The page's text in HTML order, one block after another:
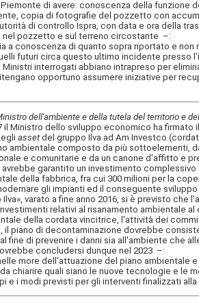
di avere: conoscenza della
copia di fotografie del pozzetto con
di controllo Ispra, con data e ora della
nel pozzetto e sul terreno circostante –:
conoscenza di quanto sopra riportato e non
futuri circa questo ultimo incidente presso
interrogati abbiano intrapreso per
opportuno assumere iniziative per
dell'ambiente e della tutela del territorio e
dello sviluppo economico ha firmato
assetdel gruppo Ilva ad Am Investco
ambientale composto da più sottoelementi,
e comunitarie e da un canone d'affitto e
garantito un investimento complessivo
della fabbrica, fra cui 300 milioni per la
gli impianti ed il conseguente
varato a fine anno 2016, si è previsto che
relativi al risanamento ambientale
della cordata vincitrice, l'attività dei
di decontaminazione dovrebbe
fine di prevenire i danni sia all'ambiente che
concludersi dunque nel 2023 –:
more dell'attuazione del piano ambientale
chiarire quali siano le nuove tecnologie e le
e i modi previsti per gli interventi finalizzati